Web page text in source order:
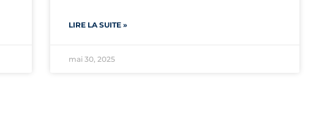
LIRE LA SUITE »
mai 30, 2025